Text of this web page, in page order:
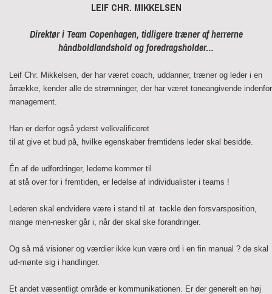
LEIF CHR. MIKKELSEN
Direktør i Team Copenhagen, tidligere træner af herrerne
håndboldlandshold og foredragsholder…
Leif Chr. Mikkelsen, der har været coach, uddanner, træner og leder i en
årrække, kender alle de strømninger, der har været toneangivende indenfor
management.
Han er derfor også yderst velkvalificeret
til at give et bud på, hvilke egenskaber fremtidens leder skal besidde.
Én af de udfordringer, lederne kommer til
at stå over for i fremtiden, er ledelse af individualister i teams !
Lederen skal endvidere være i stand til at tackle den forsvarsposition,
mange men-nesker går i, når der skal ske forandringer.
Og så må visioner og værdier ikke kun være ord i en fin manual ? de skal
ud-mønte sig i handlinger.
Et andet væsentligt område er kommunikationen. Er der generelt en høj